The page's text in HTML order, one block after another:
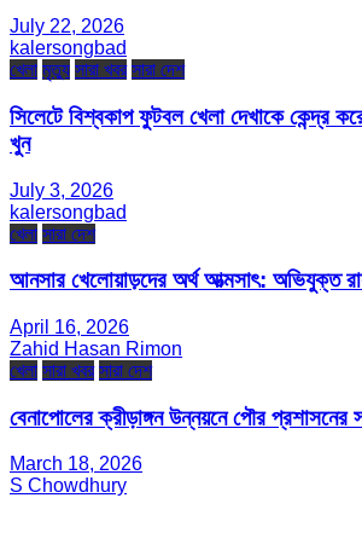
July 22, 2026
kalersongbad
খেলা মৃত্যু সারা খবর সারা দেশ
সিলেটে বিশ্বকাপ ফুটবল খেলা দেখাকে কেন্দ্র
খুন
July 3, 2026
kalersongbad
খেলা সারা দেশ
আনসার খেলোয়াড়দের অর্থ আত্মসাৎ: অভিযুক্ত
April 16, 2026
Zahid Hasan Rimon
খেলা সারা খবর সারা দেশ
বেনাপোলের ক্রীড়াঙ্গন উন্নয়নে পৌর
March 18, 2026
S Chowdhury